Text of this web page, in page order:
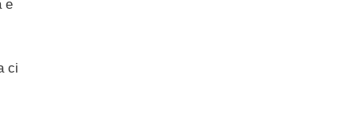
e
ci